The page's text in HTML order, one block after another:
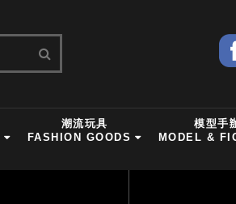
潮流玩具
FASHION GOODS
模型手
MODEL &